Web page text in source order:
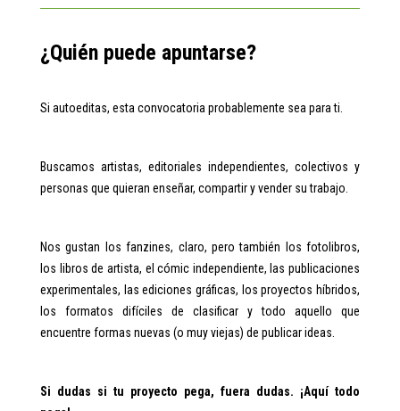
¿Quién puede apuntarse?
Si autoeditas, esta convocatoria probablemente sea para ti.
Buscamos artistas, editoriales independientes, colectivos y
personas que quieran enseñar, compartir y vender su trabajo.
Nos gustan los fanzines, claro, pero también los fotolibros,
los libros de artista, el cómic independiente, las publicaciones
experimentales, las ediciones gráficas, los proyectos híbridos,
los formatos difíciles de clasificar y todo aquello que
encuentre formas nuevas (o muy viejas) de publicar ideas.
Si dudas si tu proyecto pega, fuera dudas. ¡Aquí todo